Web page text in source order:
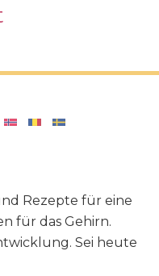
Rezepte für eine
für das Gehirn.
Sei heute